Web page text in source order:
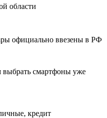
области
официально ввезены в РФ
выбрать смартфоны уже
кредит